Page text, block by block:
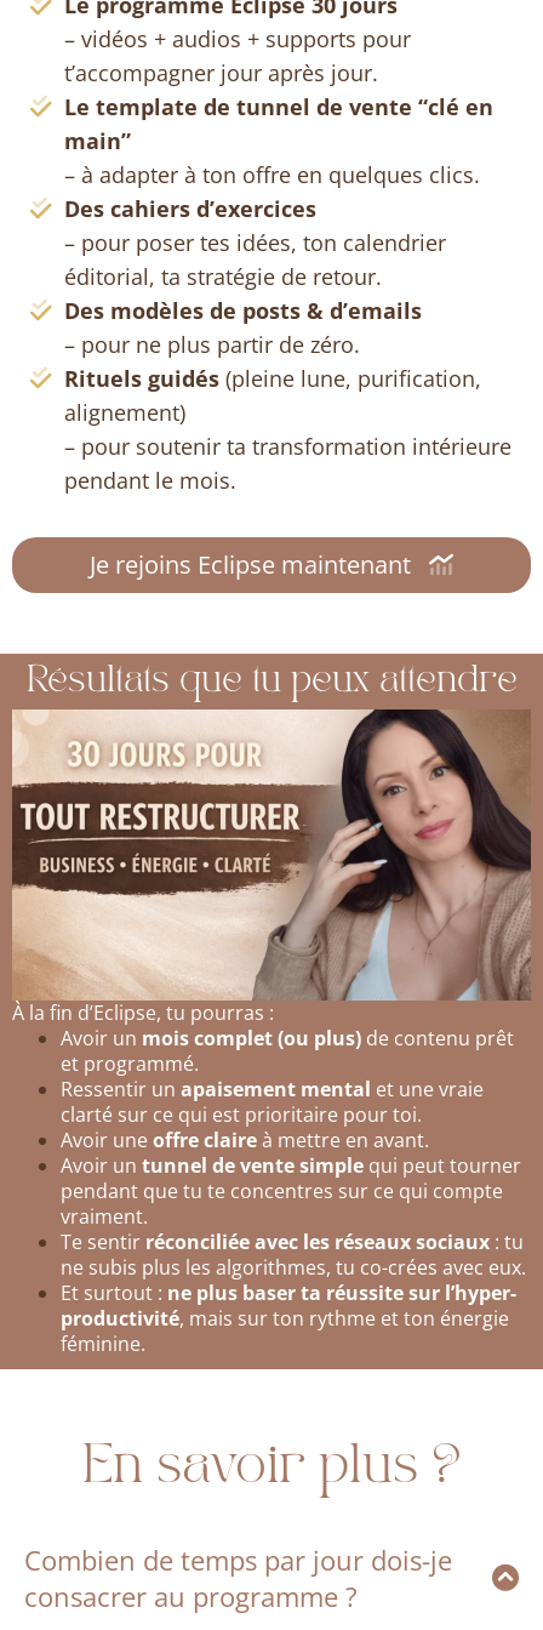
– vidéos + audios + supports pour
t’accompagner jour après jour.
Le template de tunnel de vente “clé en
main”
– à adapter à ton offre en quelques clics.
Des cahiers d’exercices
– pour poser tes idées, ton calendrier
éditorial, ta stratégie de retour.
Des modèles de posts & d’emails
– pour ne plus partir de zéro.
Rituels guidés (pleine lune, purification,
alignement)
– pour soutenir ta transformation intérieure
pendant le mois.
Je rejoins Eclipse maintenant
Résultats que tu peux attendre
À la fin d’Eclipse, tu pourras :
Avoir un mois complet (ou plus) de contenu prêt
et programmé.
Ressentir un apaisement mental et une vraie
clarté sur ce qui est prioritaire pour toi.
Avoir une offre claireà mettre en avant.
Avoir un tunnel de vente simple qui peut tourner
pendant que tu te concentres sur ce qui compte
vraiment.
Te sentir réconciliée avec les réseaux sociaux : tu
ne subis plus les algorithmes, tu co-crées avec eux.
Et surtout : ne plus baser ta réussite sur l’hyper-
productivité, mais sur ton rythme et ton énergie
féminine.
En savoir plus ?
Combien de temps par jour dois-je
consacrer au programme ?